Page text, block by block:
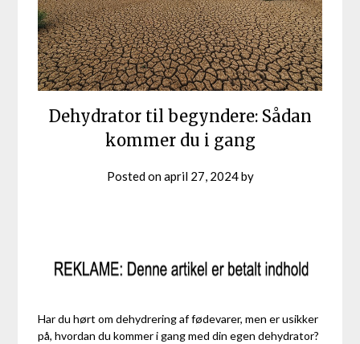
Dehydrator til begyndere: Sådan
kommer du i gang
Posted onapril 27, 2024by
Har du hørt om dehydrering af fødevarer, men er usikker
på, hvordan du kommer i gang med din egen dehydrator?